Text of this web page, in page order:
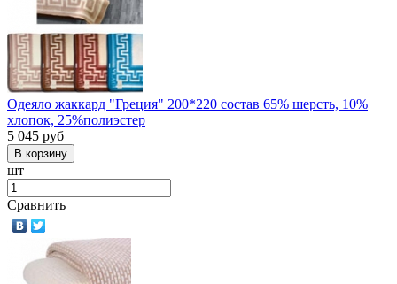
Одеяло жаккард "Греция" 200*220 состав 65% шерсть, 10%
хлопок, 25%полиэстер
5 045 руб
шт
Сравнить